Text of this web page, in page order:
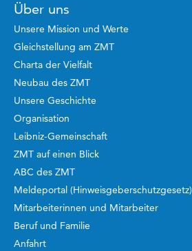
Über uns
Unsere Mission und Werte
Gleichstellung am ZMT
Charta der Vielfalt
Neubau des ZMT
Unsere Geschichte
Organisation
Leibniz-Gemeinschaft
ZMT auf einen Blick
ABC des ZMT
Meldeportal (Hinweisgeberschutzgesetz)
Mitarbeiterinnen und Mitarbeiter
Beruf und Familie
Anfahrt